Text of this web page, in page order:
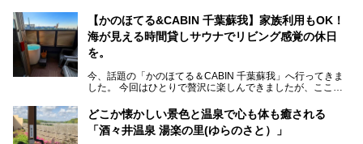
隠…
【かのほてる&CABIN 千葉蘇我】家族利用もOK！
海が見える時間貸しサウナでリビング感覚の休日
を。
今、話題の「かのほてる＆CABIN 千葉蘇我」へ行ってきま
した。 今回はひとりで贅沢に楽しんできましたが、ここは
どこか懐かしい景色と温泉で心も体も癒される
「酒々井温泉 湯楽の里(ゆらのさと）」